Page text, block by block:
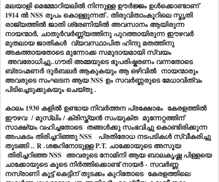
മലയാളി മെമ്മോറിയലിൽ നിന്നുള്ള ഊർജ്ജം ഉൾക്കൊണ്ടാണ്
1914 ൽ NSS രൂപം കൊള്ളുന്നത് . തിരുവിതാംകൂറിലെ സ്മൃതി
രാജ്യത്തിൽ ജാതി ശ്രേണിയിൽ അവസാനം ആയിരുന്ന
നായന്മാർ, ചാതുർവർണ്ണ്യത്തിനു പുറത്തായിരുന്ന ഈഴവർ
മുതലായ ജാതികൾ വ്യവസ്ഥാപിത ഹിന്ദു മതത്തിനു
അകത്തായതോടെ മുന്നോക്ക സമുദായമായി സ്വയം
അവരോധിച്ചു..ഗൗരി അമ്മയുടെ ഭൂപരിഷ്കരണം വന്നതോടെ
ബ്രാഹ്മണർ ദുർബലർ ആകുകയും ആ ഒഴിവിൽ നായന്മാരും
അവരുടെ സംഘടന ആയ NSS ഉം സവർണ്ണരുടെ മേധാവിത്വം
പിടിച്ചെടുക്കുകയും ചെയ്തു .
കാലം 1930 കളിൽ ഉണ്ടായ നിവർത്തന പ്രക്ഷോഭം കേരളത്തിൽ
ഈഴവ / മുസ്ലിം / ക്രിസ്ത്യൻ സംയുക്ത മുന്നേറ്റത്തിന്
സാക്ഷ്യം വഹിച്ചതോടെ തങ്ങൾക്കു സംഭവിച്ചു കൊണ്ടിരിക്കുന്ന
അപകടം തിരിച്ചറിഞ്ഞു NSS പ്രതിരോധ നടപടികൾ സ്വീകരിച്ചു
തുടങ്ങി .. R .ശങ്കറിനോടുള്ള P.T. ചാക്കോയുടെ അസൂയ
തിരിച്ചറിഞ്ഞ NSS അവരുടെ നോമിനി ആയ ബാലകൃഷ്ണ പിള്ളയെ
ചാക്കോയുടെ കൂടെ നിർത്തിക്കൊണ്ട് നായർ - സവർണ്ണ
നസ്രാണി കൂട്ട് കെട്ടിന് തുടക്കം കുറിതോടെ കേരളത്തിലെ